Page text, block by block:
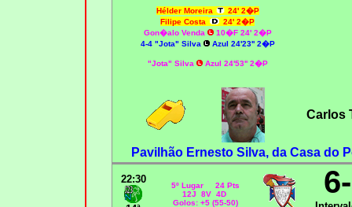
Hélder Moreira
24' 2�P
Filipe Costa
24' 2�P
Gon�alo Venda
10�F 24' 2�P
4-4 "Jota" Silva Azul 24'23'' 2�P
"Jota" Silva Azul 24'53'' 2�P
Carlos
Pavilhão Ernesto Silva, da Casa do
22:30
5º Lugar 24 Pts
12J 8V 4D
Golos: +5 (55-50)